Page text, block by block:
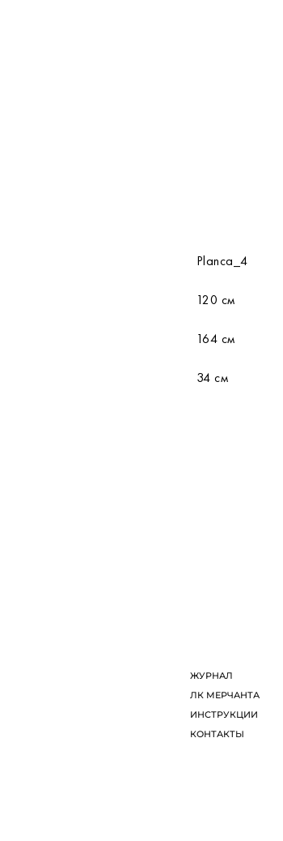
Planca_4
120 см
164 см
34 см
ЖУРНАЛ
ЛК МЕРЧАНТА
ИНСТРУКЦИИ
КОНТАКТЫ